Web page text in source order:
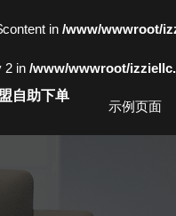
in /www/wwwroot/
2 in /www/wwwroot/
自助下单
示例页面